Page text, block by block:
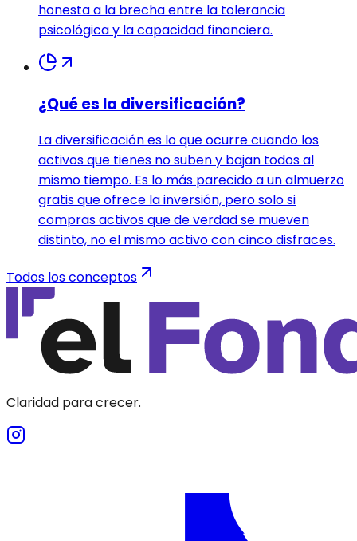
honesta a la brecha entre la tolerancia
psicológica y la capacidad financiera.
¿Qué es la diversificación?
La diversificación es lo que ocurre cuando los
activos que tienes no suben y bajan todos al
mismo tiempo. Es lo más parecido a un almuerzo
gratis que ofrece la inversión, pero solo si
compras activos que de verdad se mueven
distinto, no el mismo activo con cinco disfraces.
Todos los conceptos
Claridad para crecer.